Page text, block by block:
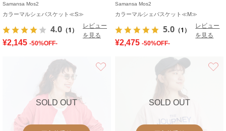
Samansa Mos2
カラーマルシェバスケット≪S≫
4.0 （1）
レビュー
を見る
¥2,145 -50%OFF-
Samansa Mos2
カラーマルシェバスケット≪M≫
5.0 （1）
レビュー
を見る
¥2,475 -50%OFF-
SOLD OUT SOLD OUT